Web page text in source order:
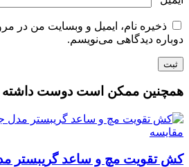
ذخیره نام، ایمیل و وبسایت من در
دوباره دیدگاهی می‌نویسم.
همچنین ممکن است دوست داشته
مقایسه
کش تقویت مچ و ساعد گریبستر